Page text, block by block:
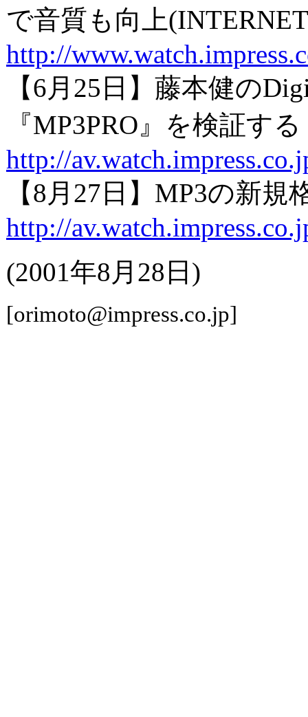
で音質も向上
http://
【6月25日】藤本健の
『MP3PRO』を検証する
http://
【8月27日】MP3の新
http://
(2001年8月28日)
[orimoto@impress.co.jp]